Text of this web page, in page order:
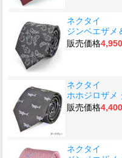
ネクタイ
ジンベエザメ
販売価格
ネクタイ
ホホジロザメ
販売価格
ネクタイ